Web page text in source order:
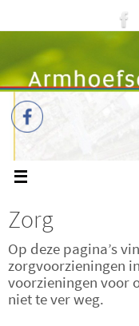
Zorg
Op deze pagina’s
zorgvoorzieningen
voorzieningen voor
niet te ver weg.